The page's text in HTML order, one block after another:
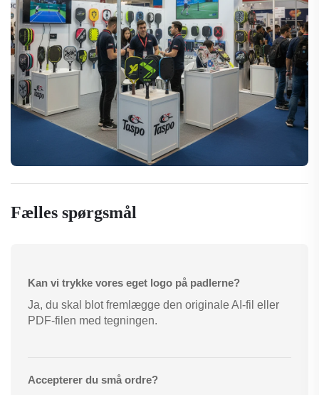
Fælles spørgsmål
Kan vi trykke vores eget logo på padlerne?
Ja, du skal blot fremlægge den originale AI-fil eller
PDF-filen med tegningen.
Accepterer du små ordre?